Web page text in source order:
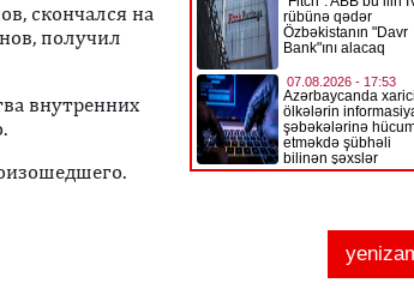
скончался на
получил
внутренних